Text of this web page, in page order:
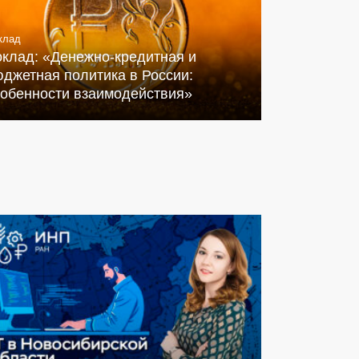
«Денежно-кредитная и
политика в России:
взаимодействия»